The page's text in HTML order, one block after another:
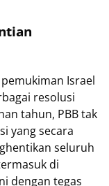
Israel
resolusi
tahun, PBB tak
yang secara
seluruh
di
dengan tegas